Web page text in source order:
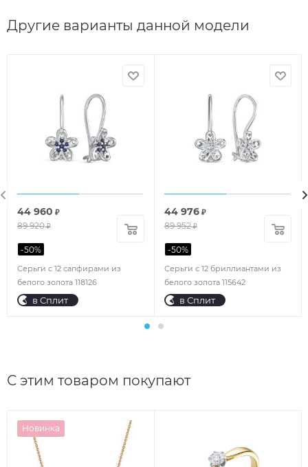
Другие варианты данной модели
Серьги с 12 сапфирами из
белого золота 118126
44 960 ₽
89 920₽
-50%
в Сплит
Серьги с 12 бриллиантами из
белого золота 115642
44 976 ₽
89 952₽
-50%
в Сплит
С этим товаром покупают
Новинка